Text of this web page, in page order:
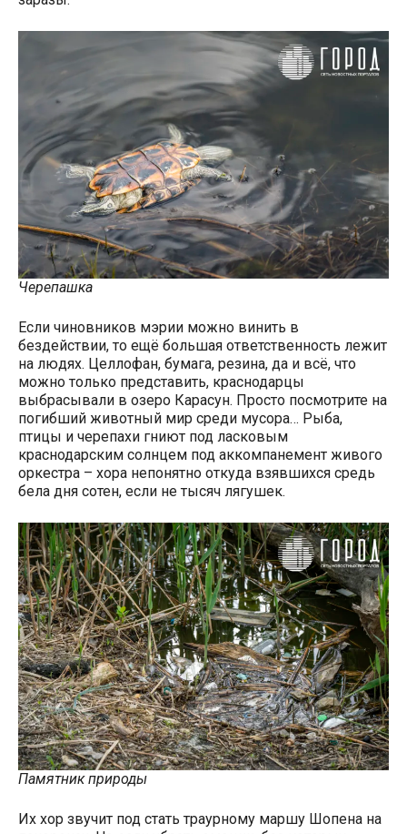
Черепашка
Если чиновников мэрии можно винить в
бездействии, то ещё большая ответственность лежит
на людях. Целлофан, бумага, резина, да и всё, что
можно только представить, краснодарцы
выбрасывали в озеро Карасун. Просто посмотрите на
погибший животный мир среди мусора… Рыба,
птицы и черепахи гниют под ласковым
краснодарским солнцем под аккомпанемент живого
оркестра – хора непонятно откуда взявшихся средь
бела дня сотен, если не тысяч лягушек.
Памятник природы
Их хор звучит под стать траурному маршу Шопена на